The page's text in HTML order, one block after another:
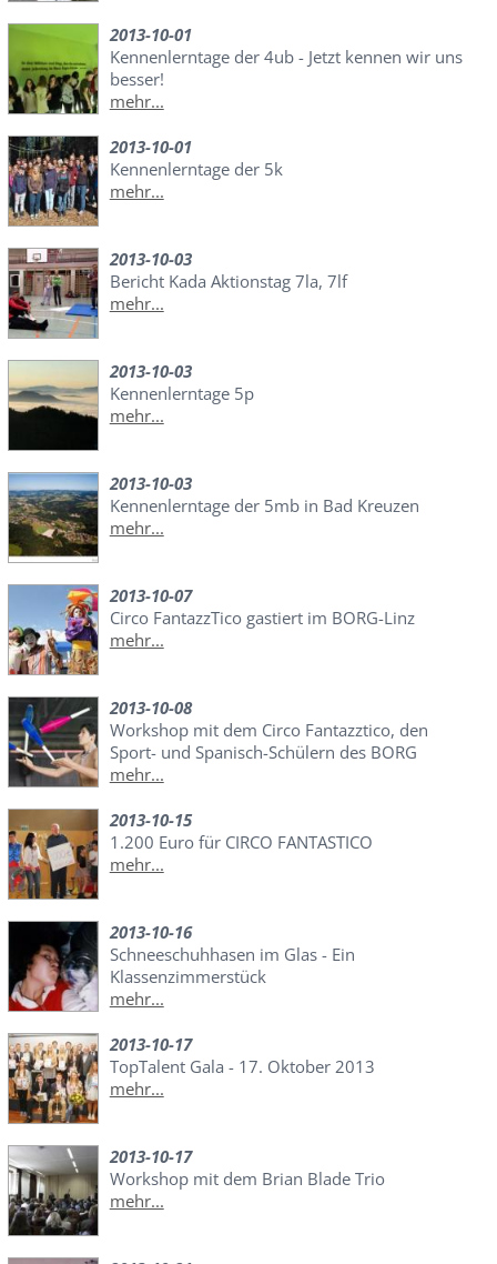
2013-10-01
Kennenlerntage der 4ub - Jetzt kennen wir uns
besser!
mehr...
2013-10-01
Kennenlerntage der 5k
mehr...
2013-10-03
Bericht Kada Aktionstag 7la, 7lf
mehr...
2013-10-03
Kennenlerntage 5p
mehr...
2013-10-03
Kennenlerntage der 5mb in Bad Kreuzen
mehr...
2013-10-07
Circo FantazzTico gastiert im BORG-Linz
mehr...
2013-10-08
Workshop mit dem Circo Fantazztico, den
Sport- und Spanisch-Schülern des BORG
mehr...
2013-10-15
1.200 Euro für CIRCO FANTASTICO
mehr...
2013-10-16
Schneeschuhhasen im Glas - Ein
Klassenzimmerstück
mehr...
2013-10-17
TopTalent Gala - 17. Oktober 2013
mehr...
2013-10-17
Workshop mit dem Brian Blade Trio
mehr...